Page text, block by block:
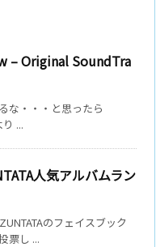
– Original SoundTra
な・・・と思ったら
...
人気アルバムラン
のフェイスブック
票し ...